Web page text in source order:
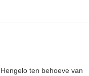
ten behoeve van